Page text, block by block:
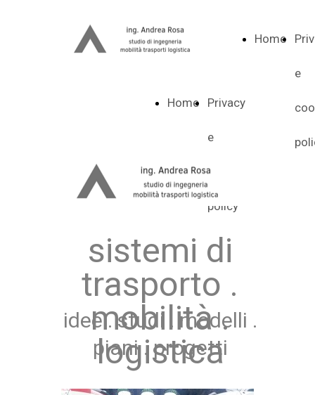
Home
e
Home Privacy
e
cookie
policy
sistemi di
trasporto .
mobilità .
logistica
idee . studi . modelli .
piani . progetti